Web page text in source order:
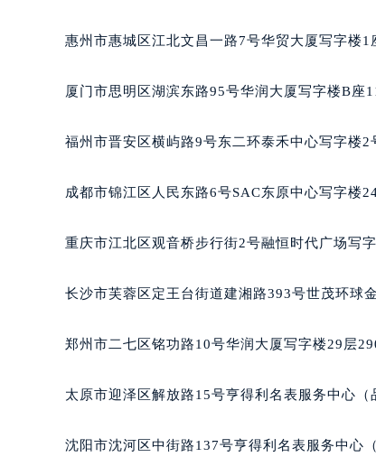
辽宁省抚顺市新抚区东一路积家
辽宁省葫芦岛市连山区中央路积
辽宁省辽阳市白塔区新运大街积
辽宁省铁岭市银州区南马路积家
辽宁省沈阳市沈河区中街路137
北京市朝阳区建国门外大街甲6
河北省保定市竞秀区朝阳北大街
内蒙古自治区巴彦淖尔市临河区
内蒙古自治区赤峰市红山区哈
惠州市惠城区江北文昌一路7号华贸大厦写字楼1
厦门市思明区湖滨东路95号华润大厦写字楼B座
福州市晋安区横屿路9号东二环泰禾中心写字楼2
成都市锦江区人民东路6号SAC东原中心写字楼
重庆市江北区观音桥步行街2号融恒时代广场写
长沙市芙蓉区定王台街道建湘路393号世茂环球
郑州市二七区铭功路10号华润大厦写字楼29层
太原市迎泽区解放路15号亨得利名表服务中心（
沈阳市沈河区中街路137号亨得利名表服务中心